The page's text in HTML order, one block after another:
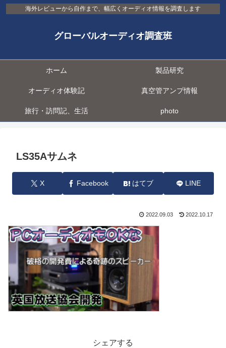
海外レビューから自作まで、幅広くオーディオ情報を調査します
グローバルオーディオ調査班
ホーム 製品研究
オーディオ体験記 真空管アンプ情報
旅行・訪問記、生活 photo
LS35Aサムネ
X Facebook はてブ LINE
2022.09.03 2022.10.17
シェアする